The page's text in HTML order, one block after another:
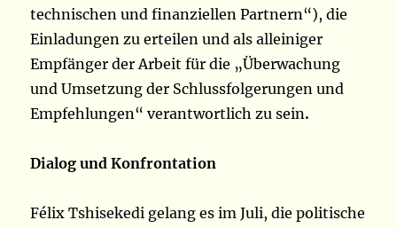
technischen und finanziellen Partnern“), die
Einladungen zu erteilen und als alleiniger
Empfänger der Arbeit für die „Überwachung
und Umsetzung der Schlussfolgerungen und
Empfehlungen“ verantwortlich zu sein.
Dialog und Konfrontation
Félix Tshisekedi gelang es im Juli, die politische